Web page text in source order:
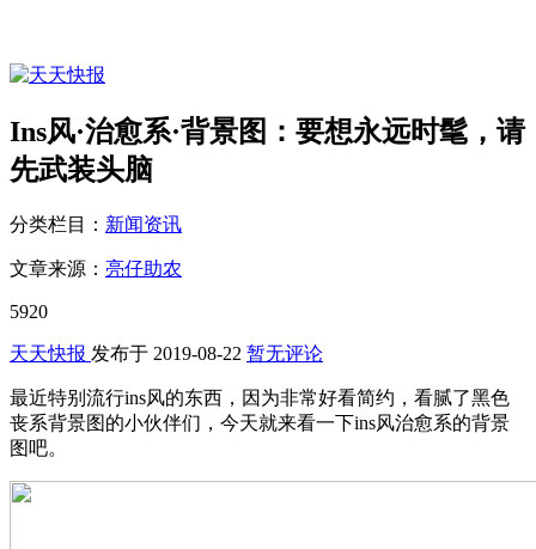
Ins风·治愈系·背景图：要想永远时髦，请
先武装头脑
分类栏目： 新闻资讯
文章来源： 亮仔助农
5920
天天快报 发布于 2019-08-22 暂无评论
最近特别流行ins风的东西，因为非常好看简约，看腻了黑色
丧系背景图的小伙伴们，今天就来看一下ins风治愈系的背景
图吧。